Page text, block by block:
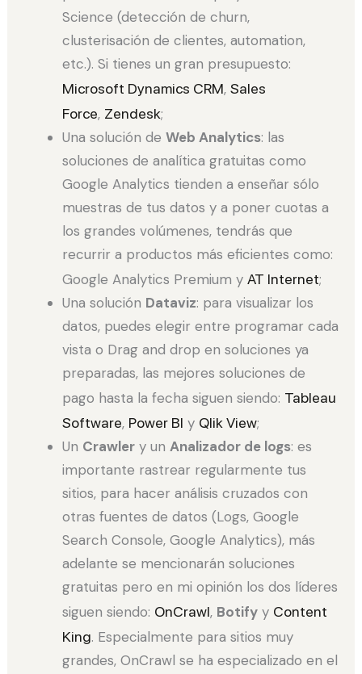
Science (detección de churn,
clusterisación de clientes, automation,
etc.). Si tienes un gran presupuesto:
Microsoft Dynamics CRM,Sales
Force, Zendesk;
Una solución deWeb Analytics: las
soluciones de analítica gratuitas como
Google Analytics tienden a enseñar sólo
muestras de tus datos y a poner cuotas a
los grandes volúmenes, tendrás que
recurrir a productos más eficientes como:
Google Analytics Premium yAT Internet;
Una solución Dataviz: para visualizar los
datos, puedes elegir entre programar cada
vista o Drag and drop en soluciones ya
preparadas, las mejores soluciones de
pago hasta la fecha siguen siendo: Tableau
Software, Power BI y Qlik View;
Un Crawler y unAnalizador de logs: es
importante rastrear regularmente tus
sitios, para hacer análisis cruzados con
otras fuentes de datos (Logs, Google
Search Console, Google Analytics), más
adelante se mencionarán soluciones
gratuitas pero en mi opinión los dos líderes
siguen siendo: OnCrawl, Botify y Content
King. Especialmente para sitios muy
grandes, OnCrawl se ha especializado en el